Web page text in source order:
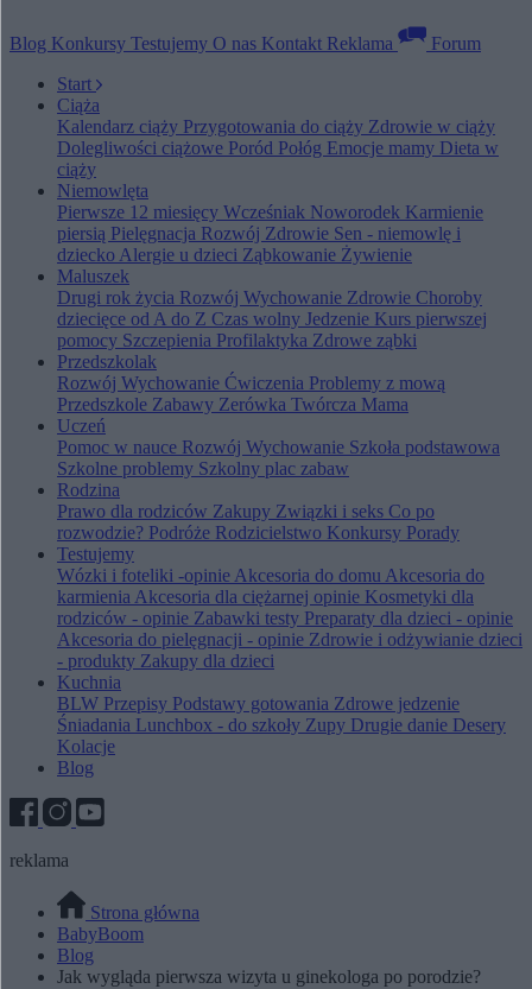
Blog Konkursy Testujemy O nas Kontakt Reklama
Forum
Start
Ciąża
Kalendarz ciąży Przygotowania do ciąży Zdrowie w ciąży
Dolegliwości ciążowe Poród Połóg Emocje mamy Dieta w
ciąży
Niemowlęta
Pierwsze 12 miesięcy Wcześniak Noworodek Karmienie
piersią Pielęgnacja Rozwój Zdrowie Sen - niemowlę i
dziecko Alergie u dzieci Ząbkowanie Żywienie
Maluszek
Drugi rok życia Rozwój Wychowanie Zdrowie Choroby
dziecięce od A do Z Czas wolny Jedzenie Kurs pierwszej
pomocy Szczepienia Profilaktyka Zdrowe ząbki
Przedszkolak
Rozwój Wychowanie Ćwiczenia Problemy z mową
Przedszkole Zabawy Zerówka Twórcza Mama
Uczeń
Pomoc w nauce Rozwój Wychowanie Szkoła podstawowa
Szkolne problemy Szkolny plac zabaw
Rodzina
Prawo dla rodziców Zakupy Związki i seks Co po
rozwodzie? Podróże Rodzicielstwo Konkursy Porady
Testujemy
Wózki i foteliki -opinieAkcesoria do domu Akcesoria do
karmieniaAkcesoria dla ciężarnej opinie Kosmetyki dla
rodziców - opinie Zabawki testy Preparaty dla dzieci - opinie
Akcesoria do pielęgnacji - opinie Zdrowie i odżywianie dzieci
- produkty Zakupy dla dzieci
Kuchnia
BLW Przepisy Podstawy gotowania Zdrowe jedzenie
Śniadania Lunchbox - do szkoły Zupy Drugie danie Desery
Kolacje
Blog
reklama
Strona główna
BabyBoom
Blog
Jak wygląda pierwsza wizyta u ginekologa po porodzie?